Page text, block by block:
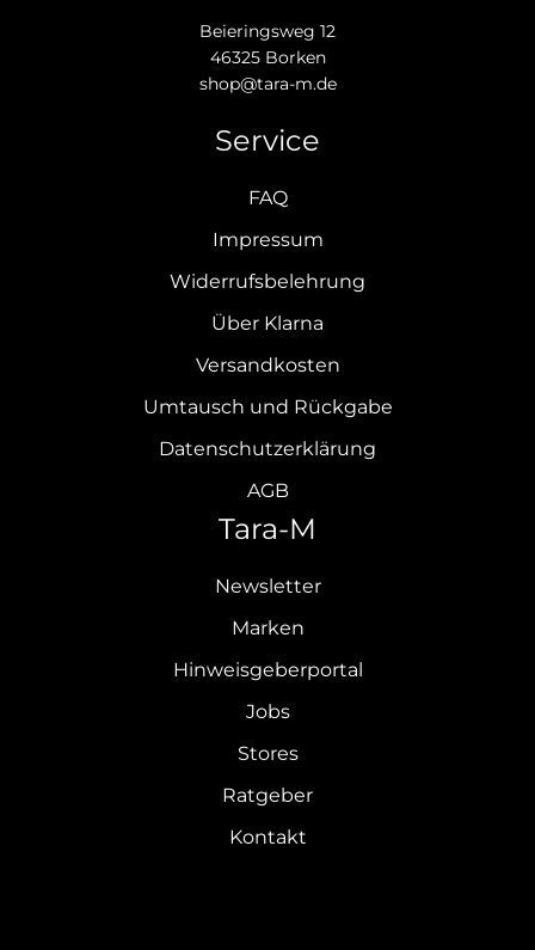
Beieringsweg 12
46325 Borken
shop@tara-m.de
Service
FAQ
Impressum
Widerrufsbelehrung
Über Klarna
Versandkosten
Umtausch und Rückgabe
Datenschutzerklärung
AGB
Tara-M
Newsletter
Marken
Hinweisgeberportal
Jobs
Stores
Ratgeber
Kontakt